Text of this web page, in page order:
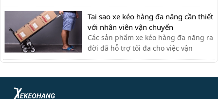
xe đẩy. Lựa chọn chất liệu phù hợp
giúp bạn có được chiếc xe đẩy hàng
ưng ý.
Tại sao xe kéo hàng đa năng cần thiết
với nhân viên vận chuyển
Các sản phẩm xe kéo hàng đa năng ra
đời đã hỗ trợ tối đa cho việc vận
chuyển thủ công của nhân viên vận
lực.